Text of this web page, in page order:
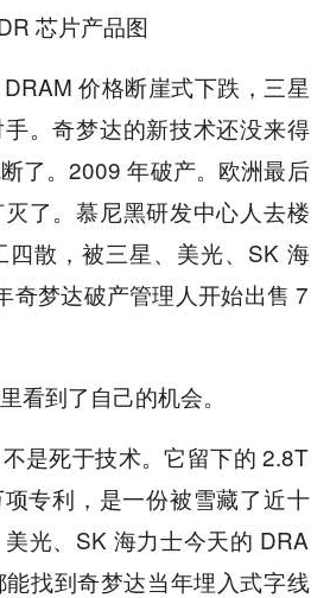
芯片产品图
价格断崖式下跌，三星
。奇梦达的新技术还没来得
了。2009 年破产。欧洲最后
了。慕尼黑研发中心人去楼
四散，被三星、美光、SK 海
奇梦达破产管理人开始出售 7
看到了自己的机会。
是死于技术。它留下的 2.8T
专利，是一份被雪藏了近十
光、SK 海力士今天的 DRA
找到奇梦达当年埋入式字线